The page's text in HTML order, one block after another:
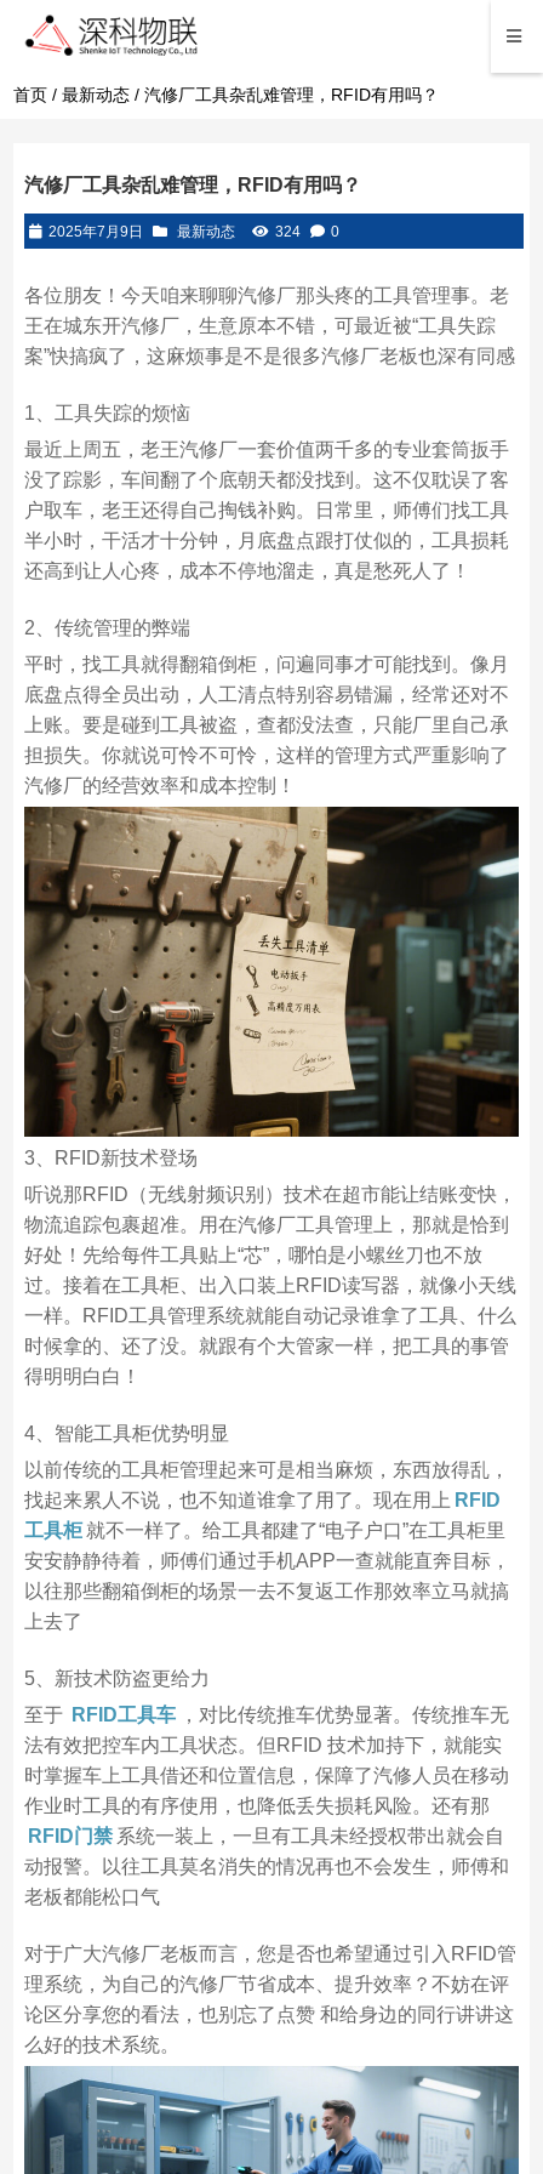
首页 /最新动态 / 汽修厂工具杂乱难管理，RFID有用吗？
汽修厂工具杂乱难管理，RFID有用吗？
2025年7月9日 最新动态 324 0
各位朋友！今天咱来聊聊汽修厂那头疼的工具管理事。老
王在城东开汽修厂，生意原本不错，可最近被“工具失踪
案”快搞疯了，这麻烦事是不是很多汽修厂老板也深有同感
1、工具失踪的烦恼
最近上周五，老王汽修厂一套价值两千多的专业套筒扳手
没了踪影，车间翻了个底朝天都没找到。这不仅耽误了客
户取车，老王还得自己掏钱补购。日常里，师傅们找工具
半小时，干活才十分钟，月底盘点跟打仗似的，工具损耗
还高到让人心疼，成本不停地溜走，真是愁死人了！
2、传统管理的弊端
平时，找工具就得翻箱倒柜，问遍同事才可能找到。像月
底盘点得全员出动，人工清点特别容易错漏，经常还对不
上账。要是碰到工具被盗，查都没法查，只能厂里自己承
担损失。你就说可怜不可怜，这样的管理方式严重影响了
汽修厂的经营效率和成本控制！
3、RFID新技术登场
听说那RFID（无线射频识别）技术在超市能让结账变快，
物流追踪包裹超准。用在汽修厂工具管理上，那就是恰到
好处！先给每件工具贴上“芯”，哪怕是小螺丝刀也不放
过。接着在工具柜、出入口装上RFID读写器，就像小天线
一样。RFID工具管理系统就能自动记录谁拿了工具、什么
时候拿的、还了没。就跟有个大管家一样，把工具的事管
得明明白白！
4、智能工具柜优势明显
以前传统的工具柜管理起来可是相当麻烦，东西放得乱，
找起来累人不说，也不知道谁拿了用了。现在用上 RFID
工具柜 就不一样了。给工具都建了“电子户口”在工具柜里
安安静静待着，师傅们通过手机APP一查就能直奔目标，
以往那些翻箱倒柜的场景一去不复返工作那效率立马就搞
上去了
5、新技术防盗更给力
至于 RFID工具车
，对比传统推车优势显著。传统推车无
法有效把控车内工具状态。但RFID 技术加持下，就能实
时掌握车上工具借还和位置信息，保障了汽修人员在移动
作业时工具的有序使用，也降低丢失损耗风险。还有那
RFID门禁 系统一装上，一旦有工具未经授权带出就会自
动报警。以往工具莫名消失的情况再也不会发生，师傅和
老板都能松口气
对于广大汽修厂老板而言，您是否也希望通过引入RFID管
理系统，为自己的汽修厂节省成本、提升效率？不妨在评
论区分享您的看法，也别忘了点赞 和给身边的同行讲讲这
么好的技术系统。